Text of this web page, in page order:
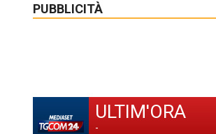
PUBBLICITÀ
ULTIM'ORA
-